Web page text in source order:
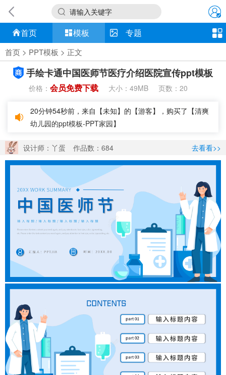
请输入关键字
首页 模板 专题
首页 > PPT模板 > 正文
手绘卡通中国医师节医疗介绍医院宣传ppt模板
价格： 会员免费下载 大小： 49MB 页数： 20
20分钟54秒前，来自【未知】的【游客】，购买了【清爽
幼儿园的ppt模板-PPT家园】
设计师：丫蛋 作品数：684 去看看>>